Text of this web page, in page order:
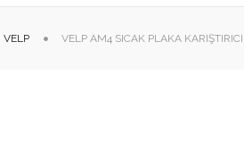
VELP VELP AM4 SICAK PLAKA